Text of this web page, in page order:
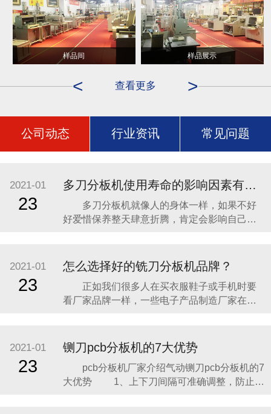
样品间 样品展示
>
查看更多
<
公司动态 行业资讯 常见问题
2021-01
23
多刀分板机使用寿命的影响因素有哪些？
多刀分板机就像人的身体一样，如果不好
好爱惜保养整天肆意折腾，肯定会影响自己的
也需要我们去爱惜去保养它，这样才能够保证
分板机能够更长久的为我们的工作服务。本文
将和大家一起学习影响分板机使用寿命的一些
因素，以便在以后使
2021-01
23
怎么选择好的铣刀分板机品牌？
正如我们很多人在买衣服鞋子或手机时要
看厂家品牌一样，一些电子产品制造厂家在选
重厂家品牌的知名度和产品本身的质量，同样
在挑选分板机生产商时也是从这两方面进行
的。 第一，铣刀分板机生产商的知名度。
品牌的知名度
2021-01
23
铡刀pcb分板机的7大优势
pcb分板机厂家介绍气动铡刀pcb分板机的7
大优势 1、上下刀间隔可准确调整，防止了